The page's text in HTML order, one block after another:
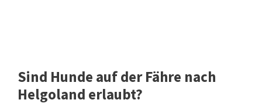
Sind Hunde auf der Fähre nach
Helgoland erlaubt?